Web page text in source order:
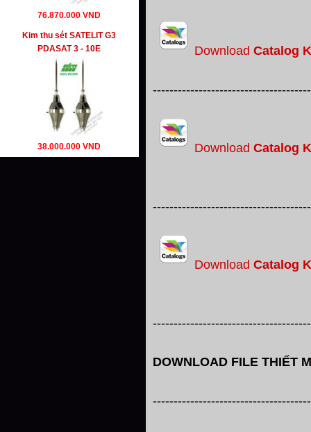
76.870.000 VND
Kim thu sét SATELIT G3
PDASAT 3 - 10E
38.000.000 VND
Download Catalog
Download Catalog
Download Catalog
DOWNLOAD FILE THIẾT